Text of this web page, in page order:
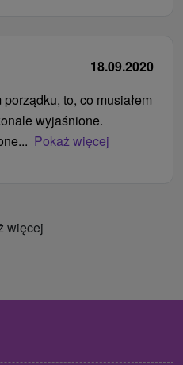
18.09.2020
to, co musiałem
wyjaśnione.
Pokaż więcej
więcej